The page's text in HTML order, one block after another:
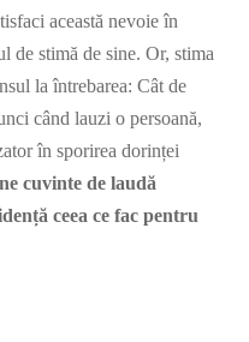
această nevoie în
de stimă de sine. Or, stima
la întrebarea: Cât de
când lauzi o persoană,
în sporirea dorinței
cuvinte de laudă
ceea ce fac pentru